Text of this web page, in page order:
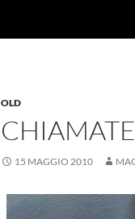
OLD
15 MAGGIO 2010